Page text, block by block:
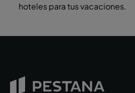
hoteles para tus vacaciones.